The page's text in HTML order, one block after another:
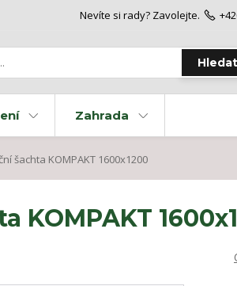
Hledat
Nevíte si rady? Zavolejte.
Zahrada
šachta KOMPAKT 1600x1200
KOMPAKT